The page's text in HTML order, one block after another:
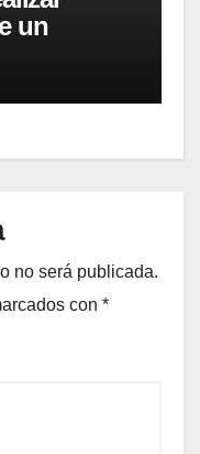
un
solución
no será publicada.
con *